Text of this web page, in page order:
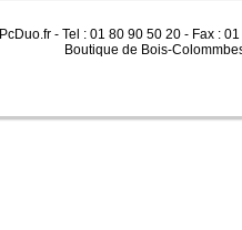
PcDuo.fr - Tel : 01 80 90 50 20 - Fax :
Boutique de Bois-